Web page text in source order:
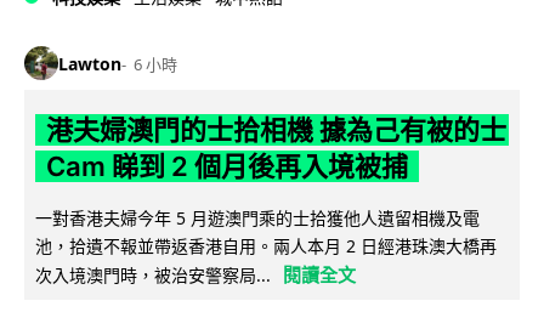
Lawton 6 小時
港夫婦澳門的士拾相機 據為己有被的士
Cam 睇到 2 個月後再入境被捕
一對香港夫婦今年 5 月遊澳門乘的士拾獲他人遺留相機及電
池，拾遺不報並帶返香港自用。兩人本月 2 日經港珠澳大橋再
次入境澳門時，被治安警察局...
閱讀全文